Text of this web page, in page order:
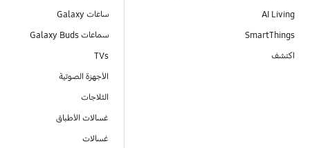
AI Living
SmartThings
اكتشف
ساعات Galaxy
سماعات Galaxy Buds
TVs
الأجهزة الصوتية
الثلاجات
غسالات الأطباق
غسالات